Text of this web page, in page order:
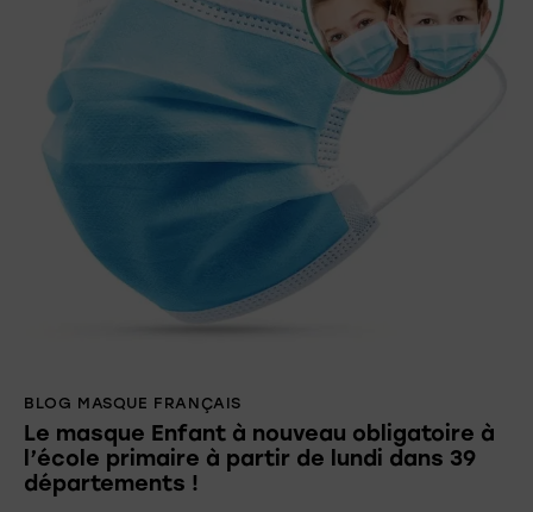
BLOG MASQUE FRANÇAIS
Le masque Enfant à nouveau obligatoire à
l’école primaire à partir de lundi dans 39
départements !